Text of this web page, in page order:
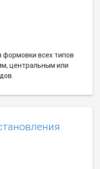
формовки всех типов
центральным или